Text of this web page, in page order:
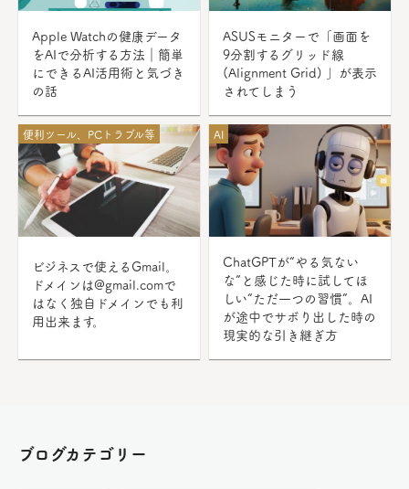
Apple Watchの健康データ
をAIで分析する方法｜簡単
にできるAI活用術と気づき
の話
ASUSモニターで「画面を
9分割するグリッド線
(Alignment Grid) 」が表示
されてしまう
便利ツール、PCトラブル等
ビジネスで使えるGmail。
ドメインは@gmail.comで
はなく独自ドメインでも利
用出来ます。
AI
ChatGPTが“やる気ない
な”と感じた時に試してほ
しい“ただ一つの習慣”。AI
が途中でサボり出した時の
現実的な引き継ぎ方
ブログカテゴリー